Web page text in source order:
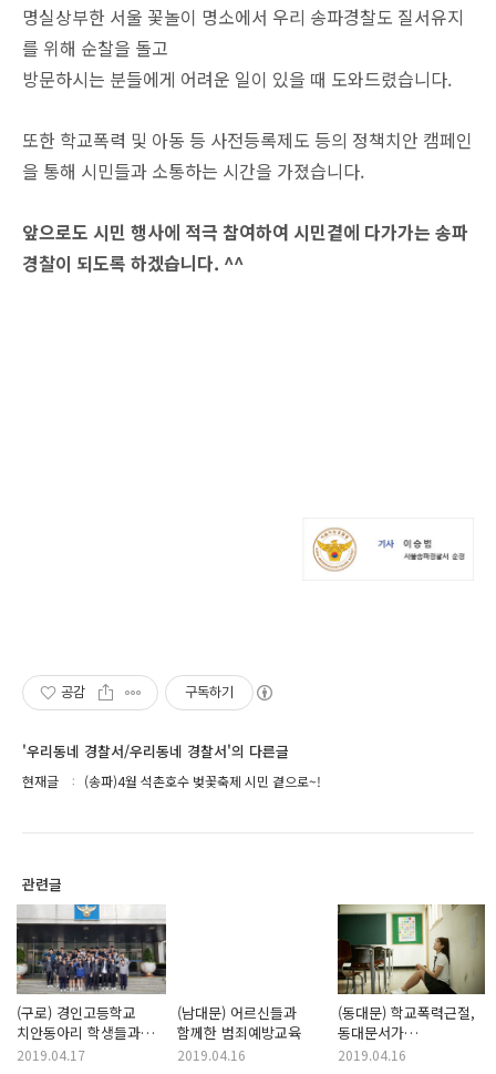
명실상부한 서울 꽃놀이 명소에서 우리 송파경찰도 질서유지
를 위해 순찰을 돌고
방문하시는 분들에게 어려운 일이 있을 때 도와드렸습니다.
또한 학교폭력 및 아동 등 사전등록제도 등의 정책치안 캠페인
을 통해 시민들과 소통하는 시간을 가졌습니다.
앞으로도 시민 행사에 적극 참여하여 시민곁에 다가가는 송파
경찰이 되도록 하겠습니다. ^^
공감 구독하기
'우리동네 경찰서/우리동네 경찰서'의 다른글
현재글 (송파)4월 석촌호수 벚꽃축제 시민 곁으로~!
관련글
(구로) 경인고등학교
치안동아리 학생들과
함께하는 경찰서 견학
2019.04.17
(남대문) 어르신들과
함께한 범죄예방교육
2019.04.16
(동대문) 학교폭력근절,
동대문서가
앞장서겠습니다.!
2019.04.16